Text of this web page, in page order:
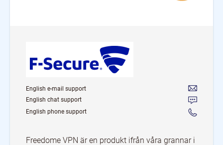
English e-mail support
English chat support
English phone support
Freedome VPN är en produkt ifrån våra grannar i